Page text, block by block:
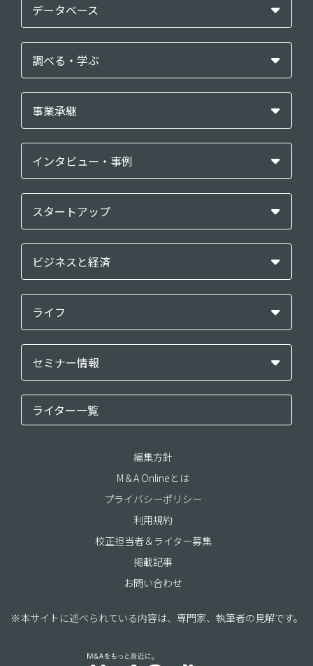
データベース
調べる・学ぶ
事業承継
インタビュー・事例
スタートアップ
ビジネスと経済
ライフ
セミナー情報
ライター一覧
編集方針
M＆A Onlineとは
プライバシーポリシー
利用規約
校正担当者＆ライター募集
掲載記事
お問い合わせ
※本サイトに述べられている内容は、専門家、執筆者の見解です。